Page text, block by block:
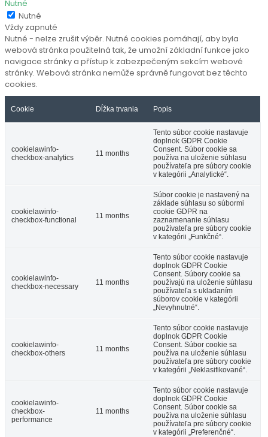
Nutné
Nutné
Vždy zapnuté
Nutné - nelze zrušit výběr. Nutné cookies pomáhají, aby byla
webová stránka použitelná tak, že umožní základní funkce jako
navigace stránky a přístup k zabezpečeným sekcím webové
stránky. Webová stránka nemůže správně fungovat bez těchto
cookies.
Cookie Dĺžka trvania Popis
cookielawinfo-
checkbox-analytics
11 months
Tento súbor cookie nastavuje
doplnok GDPR Cookie
Consent. Súbor cookie sa
používa na uloženie súhlasu
používateľa pre súbory cookie
v kategórii „Analytické“.
cookielawinfo-
checkbox-functional
11 months
Súbor cookie je nastavený na
základe súhlasu so súbormi
cookie GDPR na
zaznamenanie súhlasu
používateľa pre súbory cookie
v kategórii „Funkčné“.
cookielawinfo-
checkbox-necessary
11 months
Tento súbor cookie nastavuje
doplnok GDPR Cookie
Consent. Súbory cookie sa
používajú na uloženie súhlasu
používateľa s ukladaním
súborov cookie v kategórii
„Nevyhnutné“.
cookielawinfo-
checkbox-others
11 months
Tento súbor cookie nastavuje
doplnok GDPR Cookie
Consent. Súbor cookie sa
používa na uloženie súhlasu
používateľa pre súbory cookie
v kategórii „Neklasifikované“.
cookielawinfo-
checkbox-
performance
11 months
Tento súbor cookie nastavuje
doplnok GDPR Cookie
Consent. Súbor cookie sa
používa na uloženie súhlasu
používateľa pre súbory cookie
v kategórii „Preferenčné“.